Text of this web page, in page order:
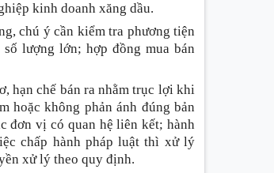
kinh doanh xăng dầu.
chú ý cần kiểm tra phương tiện
lượng lớn; hợp đồng mua bán
hạn chế bán ra nhằm trục lợi khi
hoặc không phản ánh đúng bản
đơn vị có quan hệ liên kết; hành
chấp hành pháp luật thì xử lý
xử lý theo quy định.